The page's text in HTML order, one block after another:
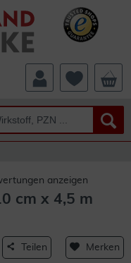
anzeigen
cm x 4,5 m
Teilen Merken